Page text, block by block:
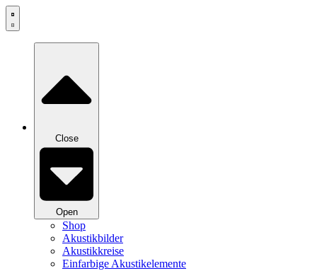
Zum
Inhalt
Close
Open
Shop
Akustikbilder
Akustikkreise
Einfarbige Akustikelemente